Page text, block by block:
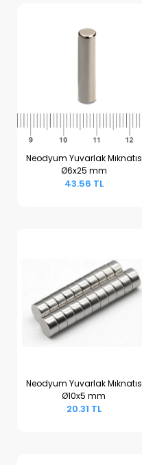
Sepete Ekle
Neodyum Yuvarlak Mıknatıs
Ø6x25 mm
43.56 TL
Sepete Ekle
Neodyum Yuvarlak Mıknatıs
Ø10x5 mm
20.31 TL